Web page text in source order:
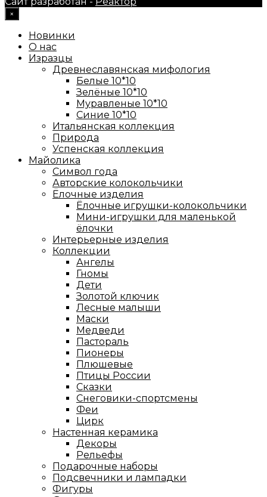
×
Новинки
О нас
Изразцы
Древнеславянская мифология
Белые 10*10
Зелёные 10*10
Муравленые 10*10
Синие 10*10
Итальянская коллекция
Природа
Успенская коллекция
Майолика
Символ года
Авторские колокольчики
Ёлочные изделия
Ёлочные игрушки-колокольчики
Мини-игрушки для маленькой
ёлочки
Интерьерные изделия
Коллекции
Ангелы
Гномы
Дети
Золотой ключик
Лесные малыши
Маски
Медведи
Пастораль
Пионеры
Плюшевые
Птицы России
Сказки
Снеговики-спортсмены
Феи
Цирк
Настенная керамика
Декоры
Рельефы
Подарочные наборы
Подсвечники и лампадки
Фигуры